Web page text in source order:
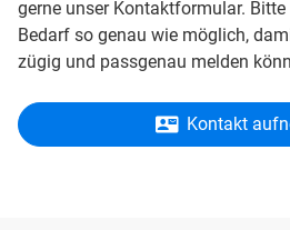
gerne unser Kontaktformular. Bitte
Bedarf so genau wie möglich,
zügig und passgenau melden
Kontakt